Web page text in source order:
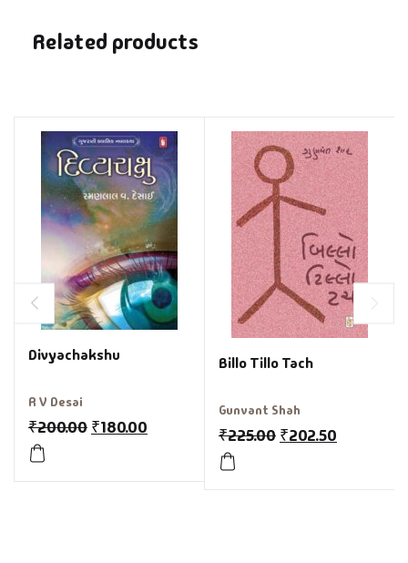
Related products
Divyachakshu
R V Desai
₹200.00 ₹180.00
Billo Tillo Tach
Gunvant Shah
₹225.00 ₹202.50